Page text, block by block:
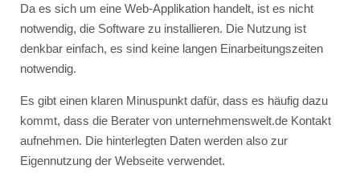
Da es sich um eine Web-Applikation handelt, ist es nicht
notwendig, die Software zu installieren. Die Nutzung ist
denkbar einfach, es sind keine langen Einarbeitungszeiten
notwendig.
Es gibt einen klaren Minuspunkt dafür, dass es häufig dazu
kommt, dass die Berater von unternehmenswelt.de Kontakt
aufnehmen. Die hinterlegten Daten werden also zur
Eigennutzung der Webseite verwendet.